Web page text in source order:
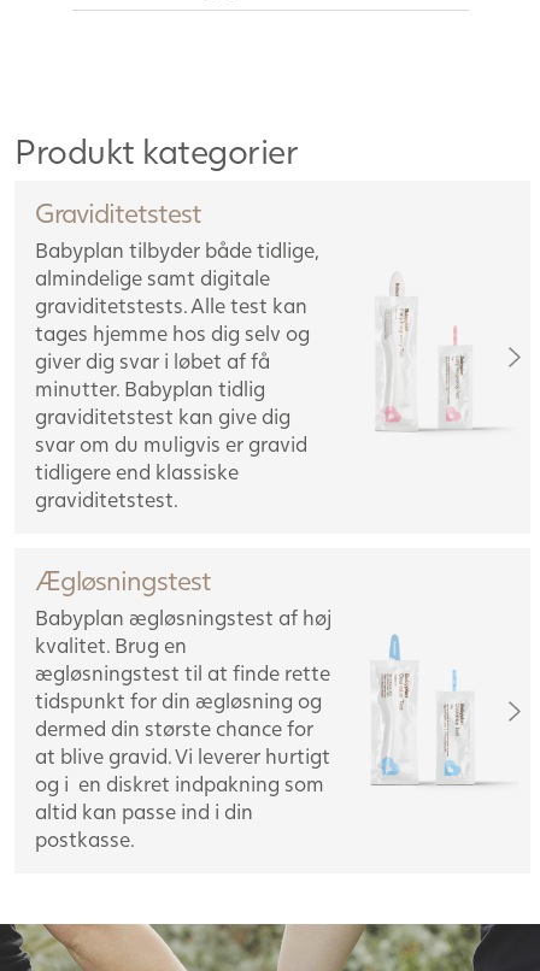
Produkt kategorier
Graviditetstest
Babyplan tilbyder både tidlige,
almindelige samt digitale
graviditetstests. Alle test kan
tages hjemme hos dig selv og
giver dig svar i løbet af få
minutter. Babyplan tidlig
graviditetstest kan give dig
svar om du muligvis er gravid
tidligere end klassiske
graviditetstest.
Ægløsningstest
Babyplan ægløsningstest af høj
kvalitet. Brug en
ægløsningstest til at finde rette
tidspunkt for din ægløsning og
dermed din største chance for
at blive gravid. Vi leverer hurtigt
og i en diskret indpakning som
altid kan passe ind i din
postkasse.